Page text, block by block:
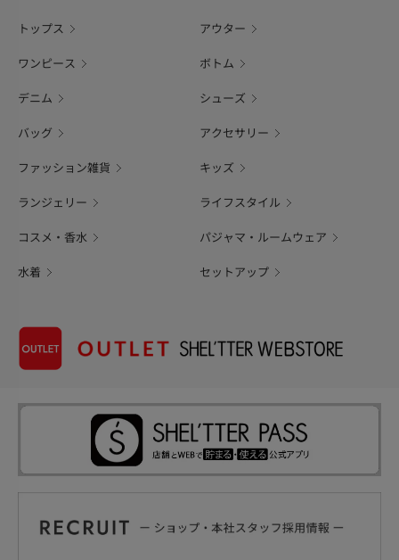
トップス アウター
ワンピース ボトム
デニム シューズ
バッグ アクセサリー
ファッション雑貨 キッズ
ランジェリー ライフスタイル
コスメ・香水 パジャマ・ルームウェア
水着 セットアップ